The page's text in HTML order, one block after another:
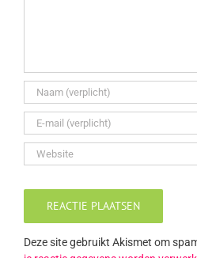
Deze site gebruikt Akismet om